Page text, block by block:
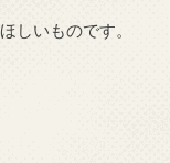
しいものです。